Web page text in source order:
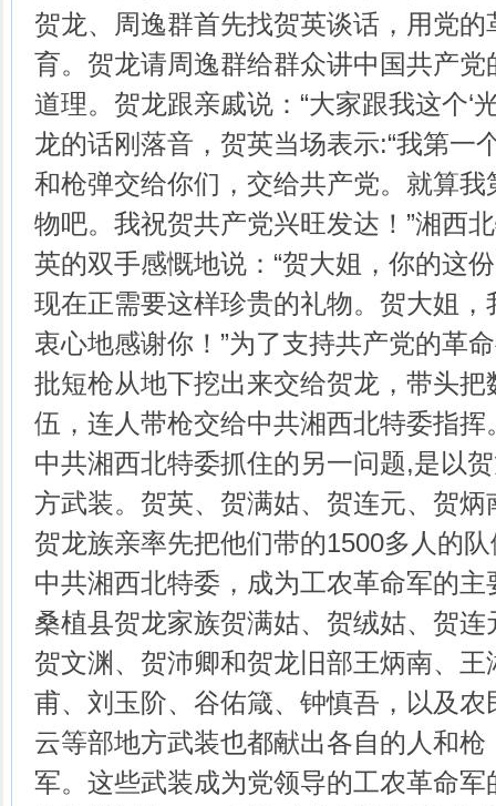
贺龙、周逸群首先找贺英谈话，用党
育。贺龙请周逸群给群众讲中国共产
道理。贺龙跟亲戚说：“大家跟我这个‘
龙的话刚落音，贺英当场表示:“我第一
和枪弹交给你们，交给共产党。就算
物吧。我祝贺共产党兴旺发达！”湘西
英的双手感慨地说：“贺大姐，你的这
现在正需要这样珍贵的礼物。贺大姐
衷心地感谢你！”为了支持共产党的革
批短枪从地下挖出来交给贺龙，带头
伍，连人带枪交给中共湘西北特委指挥
中共湘西北特委抓住的另一问题,是以
方武装。贺英、贺满姑、贺连元、贺
贺龙族亲率先把他们带的1500多人的
中共湘西北特委，成为工农革命军的
桑植县贺龙家族贺满姑、贺绒姑、贺
贺文渊、贺沛卿和贺龙旧部王炳南、
甫、刘玉阶、谷佑箴、钟慎吾，以及
云等部地方武装也都献出各自的人和
军。这些武装成为党领导的工农革命